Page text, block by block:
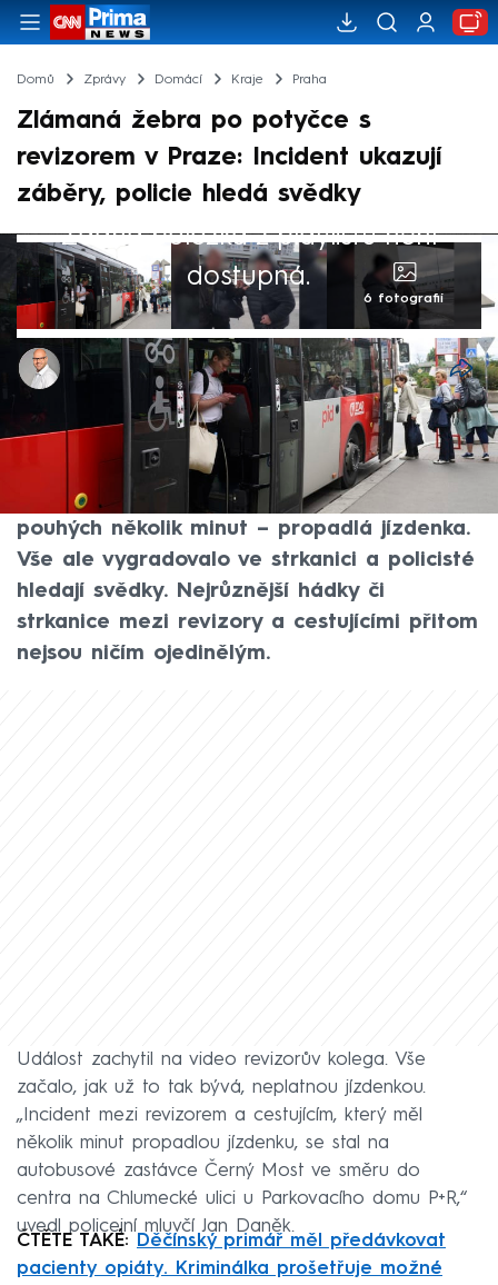
Domů Zprávy Domácí Kraje Praha
Zlámaná žebra po potyčce s
revizorem v Praze: Incident ukazují
záběry, policie hledá svědky
Žádná položka z playlistu není
dostupná.
6 fotografií
Jaroslav Kasnar
2. čvc 2026, 19:57
Incident mezi revizorem a cestujícím, který
skončil zlomenými žebry pasažéra, řeší
pražští policisté. Na začátku přitom byla –
pouhých několik minut – propadlá jízdenka.
Vše ale vygradovalo ve strkanici a policisté
hledají svědky. Nejrůznější hádky či
strkanice mezi revizory a cestujícími přitom
nejsou ničím ojedinělým.
Událost zachytil na video revizorův kolega. Vše
začalo, jak už to tak bývá, neplatnou jízdenkou.
„Incident mezi revizorem a cestujícím, který měl
několik minut propadlou jízdenku, se stal na
autobusové zastávce Černý Most ve směru do
centra na Chlumecké ulici u Parkovacího domu P+R,“
uvedl policejní mluvčí Jan Daněk.
ČTĚTE TAKÉ:
Děčínský primář měl předávkovat
pacienty opiáty. Kriminálka prošetřuje možné